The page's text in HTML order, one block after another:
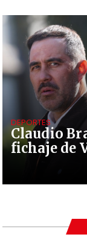
Claudio
fichaje de
DEPORTES